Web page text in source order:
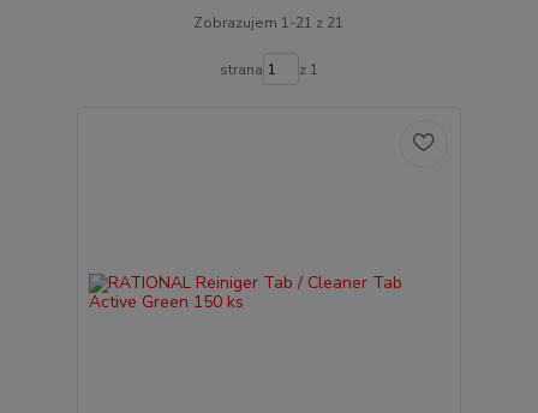
Zobrazujem 1-21 z 21
strana z 1